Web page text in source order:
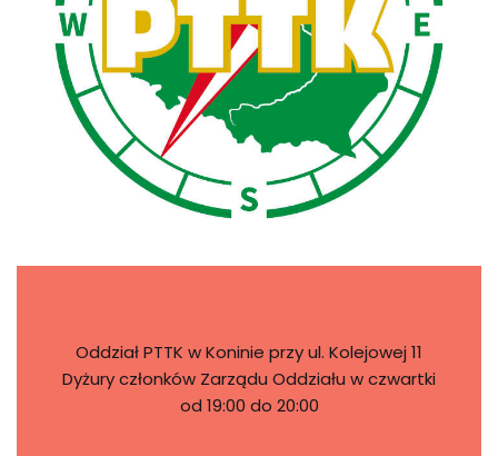
Oddział PTTK w Koninie przy ul. Kolejowej 11
Dyżury członków Zarządu Oddziału w czwartki
od 19:00 do 20:00